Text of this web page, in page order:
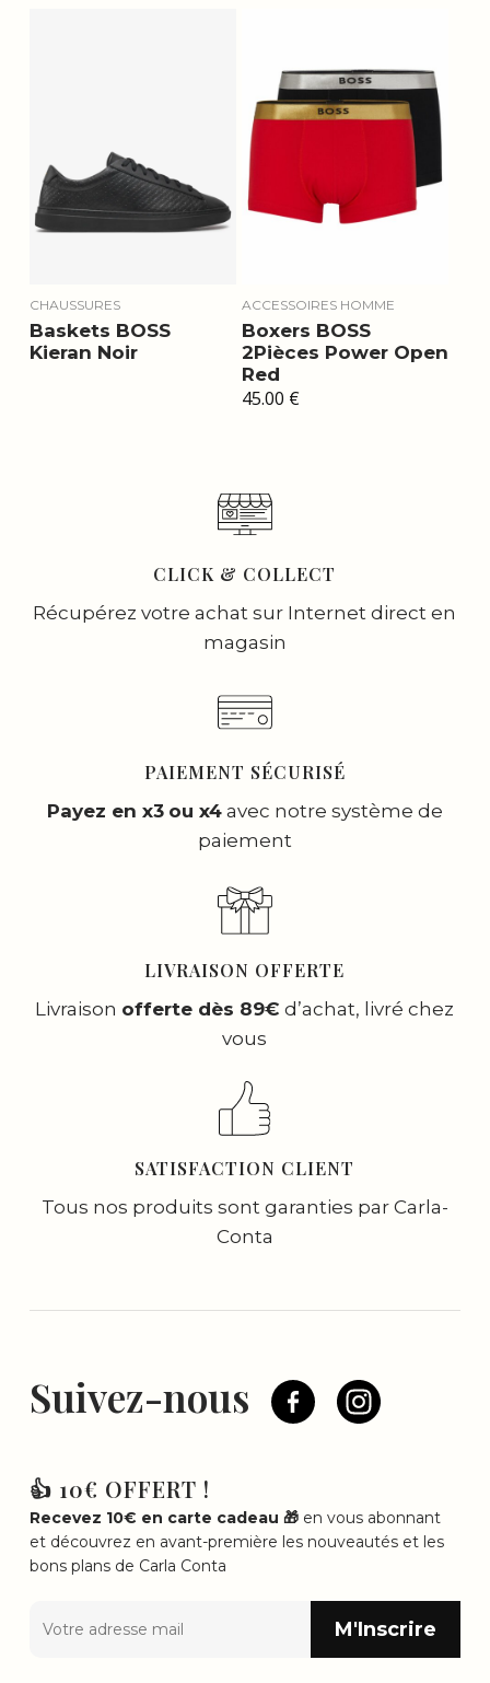
CHAUSSURES
Baskets BOSS
Kieran Noir
ACCESSOIRES HOMME
Boxers BOSS
2Pièces Power Open
Red
45.00 €
CLICK & COLLECT
Récupérez votre achat sur Internet direct en
magasin
PAIEMENT SÉCURISÉ
Payez en x3 ou x4avec notre système de
paiement
LIVRAISON OFFERTE
Livraison offerte dès 89€ d’achat, livré chez
vous
SATISFACTION CLIENT
Tous nos produits sont garanties par Carla-
Conta
Suivez-nous
👍 10€ OFFERT !
Recevez 10€ en carte cadeau 🎁en vous abonnant
et découvrez en avant-première les nouveautés et les
bons plans de Carla Conta